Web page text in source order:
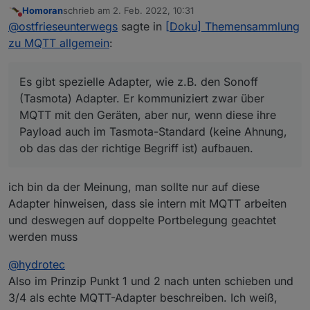
Datenpunkte für Attribute anzulegen.
prinzipiellen Unterschied hinweisen:
Es gibt spezielle Adapter, wie z.B. den
Payload auch im Tasmota-Standard
Ahnung, ob das das der richtige Begriff
ist)aufbauen. Der Vorteil ist, dass diese
Adapter die Payload, die im JSON Format
vorliegt, in Attribute zerlegen und
automatisch entsprechende Datenpunkte
in ioBroker anlegen. Der Nachteil ist, dass
eingeschränkt ist.
Die beiden nativen MQTT Adapter
(Client/Broker, Client) sind prinzipiell
vollkommen offen, was die Struktur und
muss um in ioBroker einzelne
Nicht stören
Homoranschrieb am 2. Feb. 2022, 10:31
zuletzt editiert von
@ostfrieseunterwegs sagte in [Doku] Themensammlung
zu MQTT allgemein:
Es gibt spezielle Adapter, wie z.B. den Sonoff
(Tasmota) Adapter. Er kommuniziert zwar über
MQTT mit den Geräten, aber nur, wenn diese ihre
Payload auch im Tasmota-Standard (keine Ahnung,
ob das das der richtige Begriff ist) aufbauen.
ich bin da der Meinung, man sollte nur auf diese
Adapter hinweisen, dass sie intern mit MQTT arbeiten
und deswegen auf doppelte Portbelegung geachtet
werden muss
@hydrotec
Also im Prinzip Punkt 1 und 2 nach unten schieben und
3/4 als echte MQTT-Adapter beschreiben. Ich weiß,